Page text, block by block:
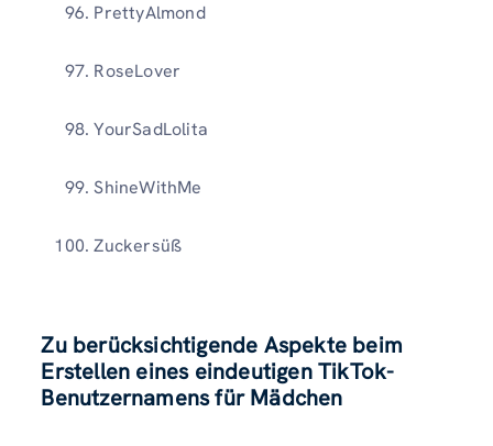
PrettyAlmond
RoseLover
YourSadLolita
ShineWithMe
Zuckersüß
Zu berücksichtigende Aspekte beim
Erstellen eines eindeutigen TikTok-
Benutzernamens für Mädchen